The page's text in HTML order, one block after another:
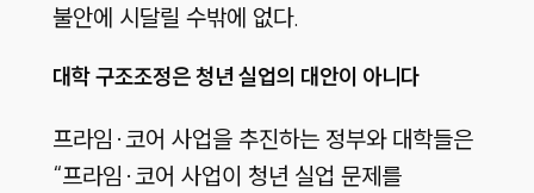
불안에 시달릴 수밖에 없다.
대학 구조조정은 청년 실업의 대안이 아니다
프라임·코어 사업을 추진하는 정부와 대학들은
“프라임·코어 사업이 청년 실업 문제를